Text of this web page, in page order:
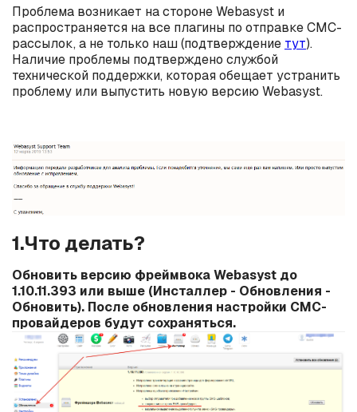
Проблема возникает на стороне Webasyst и
распространяется на все плагины по отправке СМС-
рассылок, а не только наш (подтверждение тут).
Наличие проблемы подтверждено службой
технической поддержки, которая обещает устранить
проблему или выпустить новую версию Webasyst.
1.Что делать?
Обновить версию фреймвока Webasyst до
1.10.11.393 или выше (Инсталлер - Обновления -
Обновить). После обновления настройки СМС-
провайдеров будут сохраняться.